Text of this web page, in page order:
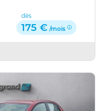
dès
175 € /mois